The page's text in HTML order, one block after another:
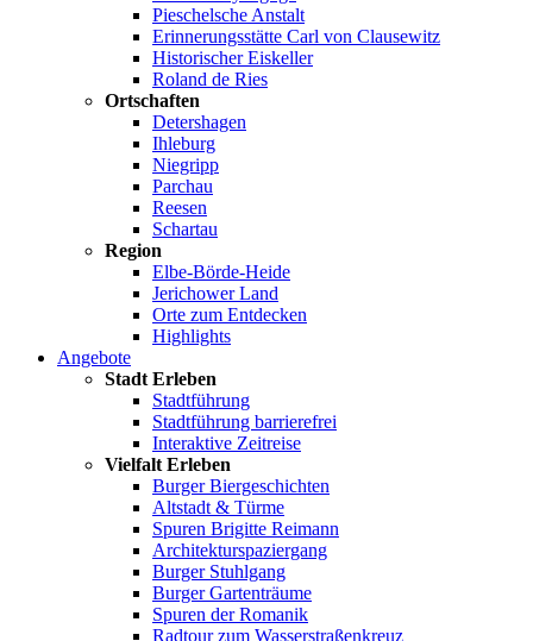
Pieschelsche Anstalt
Erinnerungsstätte Carl von Clausewitz
Historischer Eiskeller
Roland de Ries
Ortschaften
Detershagen
Ihleburg
Niegripp
Parchau
Reesen
Schartau
Region
Elbe-Börde-Heide
Jerichower Land
Orte zum Entdecken
Highlights
Angebote
Stadt Erleben
Stadtführung
Stadtführung barrierefrei
Interaktive Zeitreise
Vielfalt Erleben
Burger Biergeschichten
Altstadt & Türme
Spuren Brigitte Reimann
Architekturspaziergang
Burger Stuhlgang
Burger Gartenträume
Spuren der Romanik
Radtour zum Wasserstraßenkreuz